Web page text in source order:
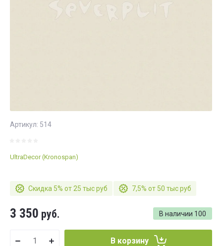
Артикул: 514
UltraDecor (Kronospan)
Скидка 5% от 25 тыс руб 7,5% от 50 тыс руб
В наличии 100
3 350 руб.
В корзину